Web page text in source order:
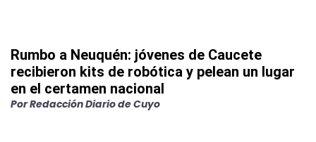
Rumbo a Neuquén: jóvenes de Caucete
recibieron kits de robótica y pelean un lugar
en el certamen nacional
PorRedacción Diario de Cuyo